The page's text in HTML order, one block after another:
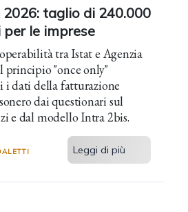
2026: taglio di 240.000
le imprese
tra Istat e Agenzia
principio "once only"
i dati della fatturazione
dai questionari sul
e dal modello Intra 2bis.
Leggi di più